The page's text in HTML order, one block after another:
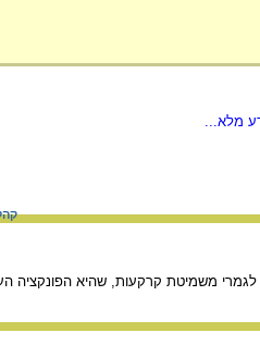
מלא...
משמיטת קרקעות, שהיא הפונקציה